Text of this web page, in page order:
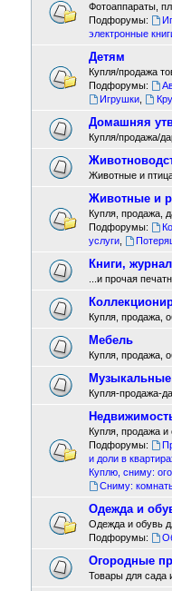
Фотоаппараты,
Подфорумы:
электронные
Детям
Купля/продажа
Подфорумы:
Игрушки
Домашняя
Купля/продажа/
Животные и
Животные и
Купля, продажа,
Подфорумы:
услуги,
Книги,
...и прочая
Купля, продажа,
Мебель
Купля, продажа,
Купля-продажа-
Купля, продажа
Подфорумы:
и доли в
Куплю, сниму:
Сниму:
Одежда и
Одежда и обувь
Подфорумы:
Огородные
Товары для сада